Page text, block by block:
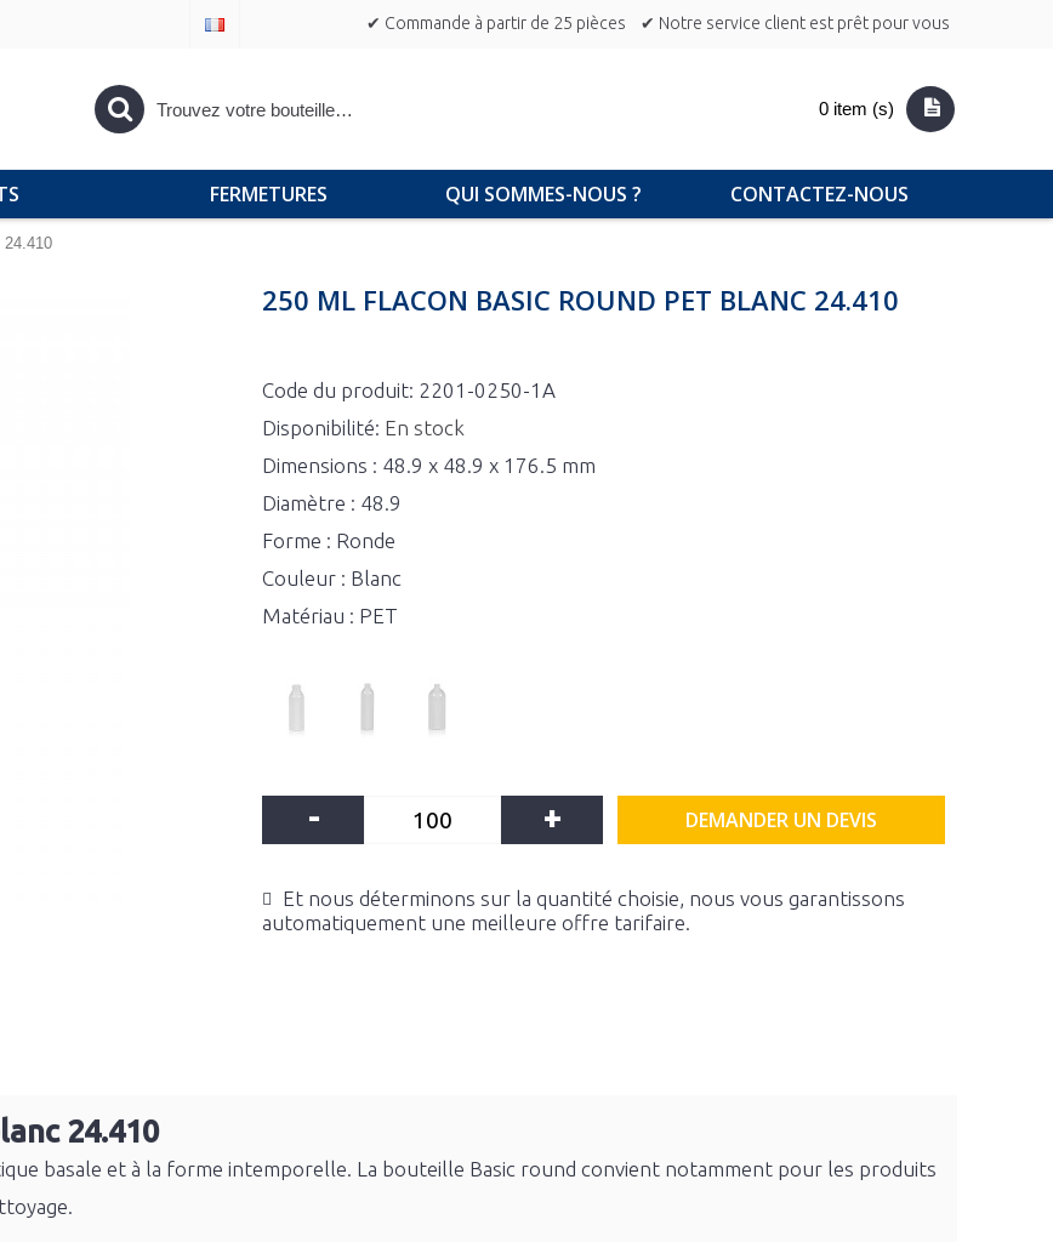
✔ Commande à partir de 25 pièces ✔ Notre service client est prêt pour vous
0 item (s)
FERMETURES QUI SOMMES-NOUS ? CONTACTEZ-NOUS
24.410
250 ML FLACON BASIC ROUND PET BLANC 24.410
Code du produit: 2201-0250-1A
Disponibilité: En stock
Dimensions : 48.9 x 48.9 x 176.5 mm
Diamètre : 48.9
Forme : Ronde
Couleur : Blanc
Matériau : PET
- + DEMANDER UN DEVIS
Et nous déterminons sur la quantité choisie, nous vous garantissons
automatiquement une meilleure offre tarifaire.
24.410
basale et à la forme intemporelle. La bouteille Basic round convient notamment pour les produits